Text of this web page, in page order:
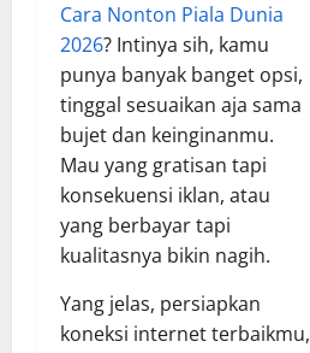
Cara Nonton Piala Dunia
2026? Intinya sih, kamu
punya banyak banget opsi,
tinggal sesuaikan aja sama
bujet dan keinginanmu.
Mau yang gratisan tapi
konsekuensi iklan, atau
yang berbayar tapi
kualitasnya bikin nagih.
Yang jelas, persiapkan
koneksi internet terbaikmu,